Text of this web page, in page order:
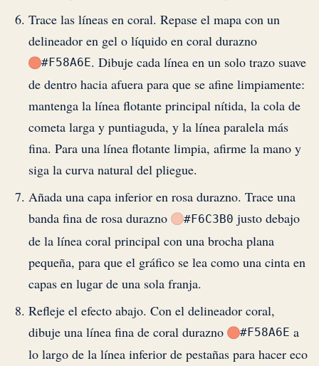
Trace las líneas en coral. Repase el mapa con un
delineador en gel o líquido en coral durazno
#F58A6E. Dibuje cada línea en un solo trazo suave
de dentro hacia afuera para que se afine limpiamente:
mantenga la línea flotante principal nítida, la cola de
cometa larga y puntiaguda, y la línea paralela más
fina. Para una línea flotante limpia, afirme la mano y
siga la curva natural del pliegue.
Añada una capa inferior en rosa durazno. Trace una
banda fina de rosa durazno
#F6C3B0 justo debajo
de la línea coral principal con una brocha plana
pequeña, para que el gráfico se lea como una cinta en
capas en lugar de una sola franja.
Refleje el efecto abajo. Con el delineador coral,
dibuje una línea fina de coral durazno
#F58A6E a
lo largo de la línea inferior de pestañas para hacer eco